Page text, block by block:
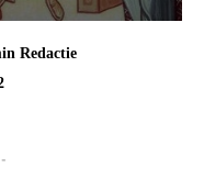
Redactie